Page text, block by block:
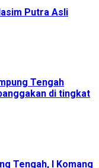
Putra Asli
Tengah
di tingkat
Tengah, I Komang